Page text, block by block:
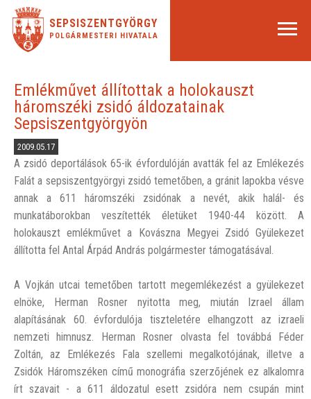
SEPSISZENTGYÖRGY
POLGÁRMESTERI HIVATALA
Emlékművet állítottak a holokauszt
háromszéki zsidó áldozatainak
Sepsiszentgyörgyön
2009.05.17
A zsidó deportálások 65-ik évfordulóján avatták fel az Emlékezés
Falát a sepsiszentgyörgyi zsidó temetőben, a gránit lapokba vésve
annak a 611 háromszéki zsidónak a nevét, akik halál- és
munkatáborokban veszítették életüket 1940-44 között. A
holokauszt emlékművet a Kovászna Megyei Zsidó Gyülekezet
állította fel Antal Árpád András polgármester támogatásával.
A Vojkán utcai temetőben tartott megemlékezést a gyülekezet
elnöke, Herman Rosner nyitotta meg, miután Izrael állam
alapításának 60. évfordulója tiszteletére elhangzott az izraeli
nemzeti himnusz. Herman Rosner olvasta fel továbbá Féder
Zoltán, az Emlékezés Fala szellemi megalkotójának, illetve a
Zsidók Háromszéken című monográfia szerzőjének ez alkalomra
írt szavait - a 611 áldozatul esett zsidóra nem csupán mint